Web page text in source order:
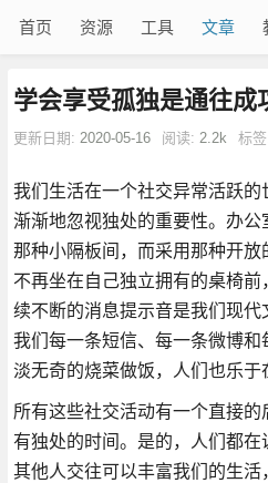
首页 资源 工具 文章
学会享受孤独是通往成
更新日期: 2020-05-16 阅读: 2.2k 标
我们生活在一个社交异常活跃
渐渐地忽视独处的重要性。办
那种小隔板间，而采用那种开
不再坐在自己独立拥有的桌椅
续不断的消息提示音是我们现
我们每一条短信、每一条微博
淡无奇的烧菜做饭，人们也乐于
所有这些社交活动有一个直接
有独处的时间。是的，人们都
其他人交往可以丰富我们的生